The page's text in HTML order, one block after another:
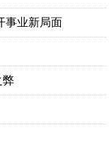
事业新局面
弊